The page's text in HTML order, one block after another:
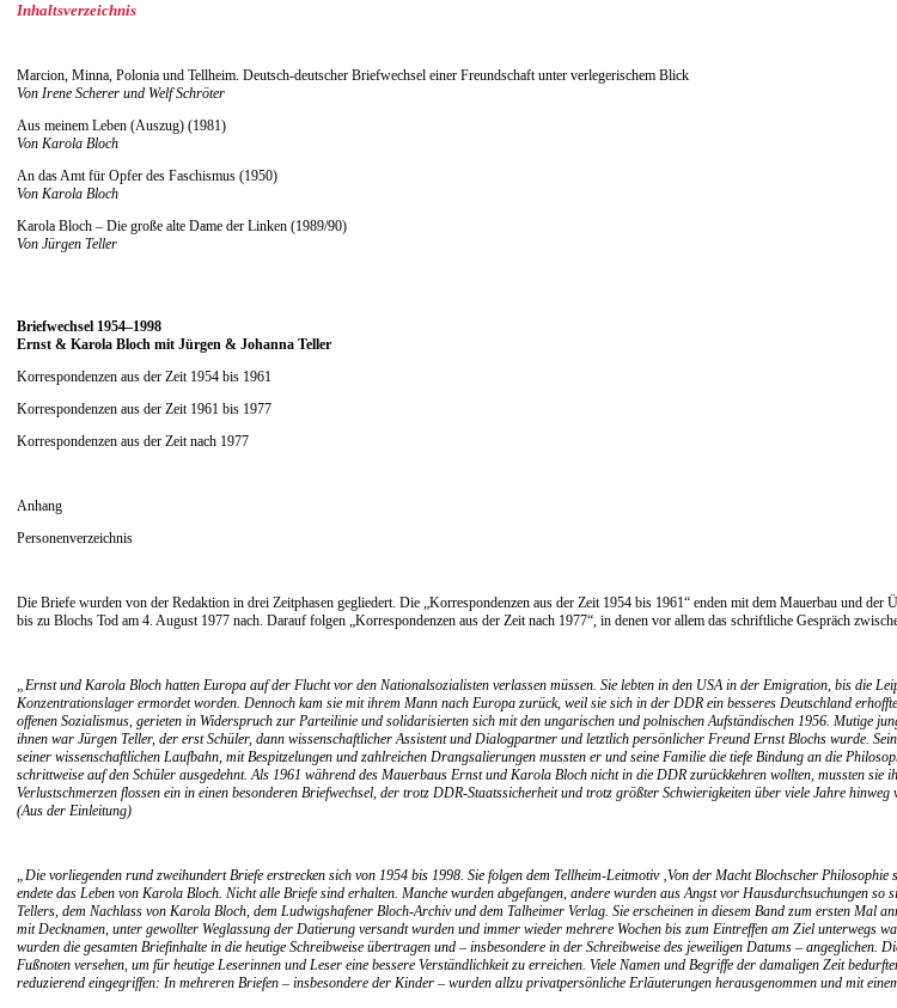
Inhaltsverzeichnis
Marcion, Minna, Polonia und Tellheim. Deutsch-deutscher Briefwechsel einer Freundschaft unter verlegerischem Blick
Von Irene Scherer und Welf Schröter
Aus meinem Leben (Auszug) (1981)
Von Karola Bloch
An das Amt für Opfer des Faschismus (1950)
Von Karola Bloch
Karola Bloch – Die große alte Dame der Linken (1989/90)
Von Jürgen Teller
Briefwechsel 1954–1998
Ernst & Karola Bloch mit Jürgen & Johanna Teller
Korrespondenzen aus der Zeit 1954 bis 1961
Korrespondenzen aus der Zeit 1961 bis 1977
Korrespondenzen aus der Zeit nach 1977
Anhang
Personenverzeichnis
Die Briefe wurden von der Redaktion in drei Zeitphasen gegliedert. Die „Korrespondenzen aus der Zeit 1954 bis 1961“ enden mit dem Mauerbau und
bis zu Blochs Tod am 4. August 1977 nach. Darauf folgen „Korrespondenzen aus der Zeit nach 1977“, in denen vor allem das schriftliche Gespräch
„Ernst und Karola Bloch hatten Europa auf der Flucht vor den Nationalsozialisten verlassen müssen. Sie lebten in den USA in der Emigration, bis die
Konzentrationslager ermordet worden. Dennoch kam sie mit ihrem Mann nach Europa zurück, weil sie sich in der DDR ein besseres Deutschland
offenen Sozialismus, gerieten in Widerspruch zur Parteilinie und solidarisierten sich mit den ungarischen und polnischen Aufständischen 1956. Mutige
ihnen war Jürgen Teller, der erst Schüler, dann wissenschaftlicher Assistent und Dialogpartner und letztlich persönlicher Freund Ernst Blochs wurde.
seiner wissenschaftlichen Laufbahn, mit Bespitzelungen und zahlreichen Drangsalierungen mussten er und seine Familie die tiefe Bindung an die
schrittweise auf den Schüler ausgedehnt. Als 1961 während des Mauerbaus Ernst und Karola Bloch nicht in die DDR zurückkehren wollten, mussten
Verlustschmerzen flossen ein in einen besonderen Briefwechsel, der trotz DDR-Staatssicherheit und trotz größter Schwierigkeiten über viele Jahre
(Aus der Einleitung)
„Die vorliegenden rund zweihundert Briefe erstrecken sich von 1954 bis 1998. Sie folgen dem Tellheim-Leitmotiv ‚Von der Macht Blochscher
endete das Leben von Karola Bloch. Nicht alle Briefe sind erhalten. Manche wurden abgefangen, andere wurden aus Angst vor Hausdurchsuchungen
Tellers, dem Nachlass von Karola Bloch, dem Ludwigshafener Bloch-Archiv und dem Talheimer Verlag. Sie erscheinen in diesem Band zum ersten
mit Decknamen, unter gewollter Weglassung der Datierung versandt wurden und immer wieder mehrere Wochen bis zum Eintreffen am Ziel unterwegs
wurden die gesamten Briefinhalte in die heutige Schreibweise übertragen und – insbesondere in der Schreibweise des jeweiligen Datums – angeglichen.
Fußnoten versehen, um für heutige Leserinnen und Leser eine bessere Verständlichkeit zu erreichen. Viele Namen und Begriffe der damaligen Zeit
reduzierend eingegriffen: In mehreren Briefen – insbesondere der Kinder – wurden allzu privatpersönliche Erläuterungen herausgenommen und mit